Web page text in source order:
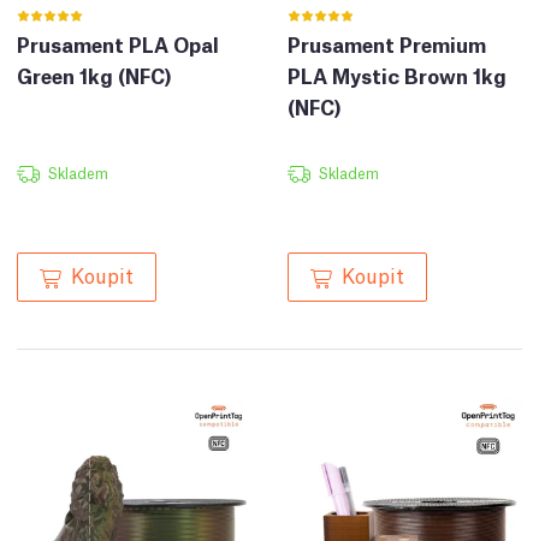
Prusament PLA Opal
Green 1kg (NFC)
Skladem
Koupit
Prusament Premium
PLA Mystic Brown 1kg
(NFC)
Skladem
Koupit